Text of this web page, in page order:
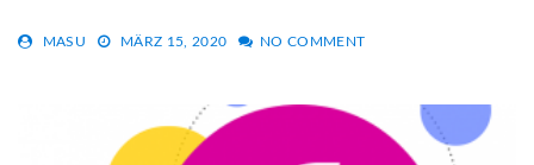
MASU MÄRZ 15, 2020 NO COMMENT